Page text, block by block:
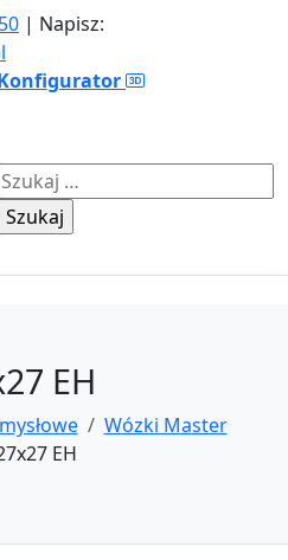
| Napisz:
Szukaj:
EH
Wózki Master
EH